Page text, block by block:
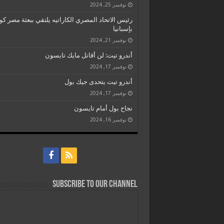
نوفمبر 25, 2024
رئيس الاتحاد المصري الكاراتيه يلتقي ببعثة مصر
بإسبانيا
نوفمبر 21, 2024
أندرو تيت: لن أقاتل مايك تايسون
نوفمبر 17, 2024
أندرو تيت يتحدى جيك بول
نوفمبر 17, 2024
نجاح بول أمام تايسون
نوفمبر 16, 2024
Subscribe to our Channel